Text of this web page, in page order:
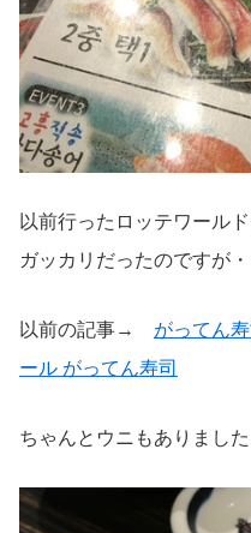
以前行ったロッテワール
ガッカリだったのですが・
以前の記事→ がってん
ール がってん寿司
ちゃんとウニもありました